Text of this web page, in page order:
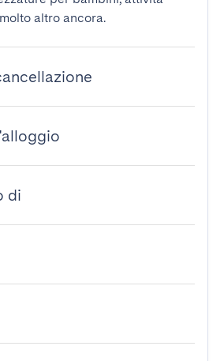
altro ancora.
di